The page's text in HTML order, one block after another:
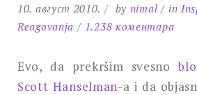
10. август 2010. by nimal in
Reagovanja
1.238 коментарана
I’m
Evo, da prekršim svesno
Scott Hanselman-a i da